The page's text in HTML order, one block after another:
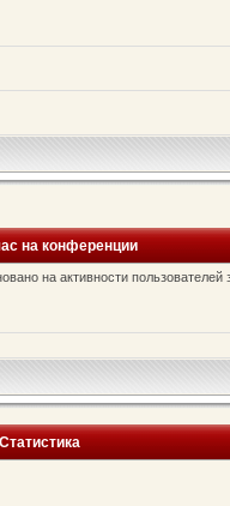
на конференции
на активности
Статистика